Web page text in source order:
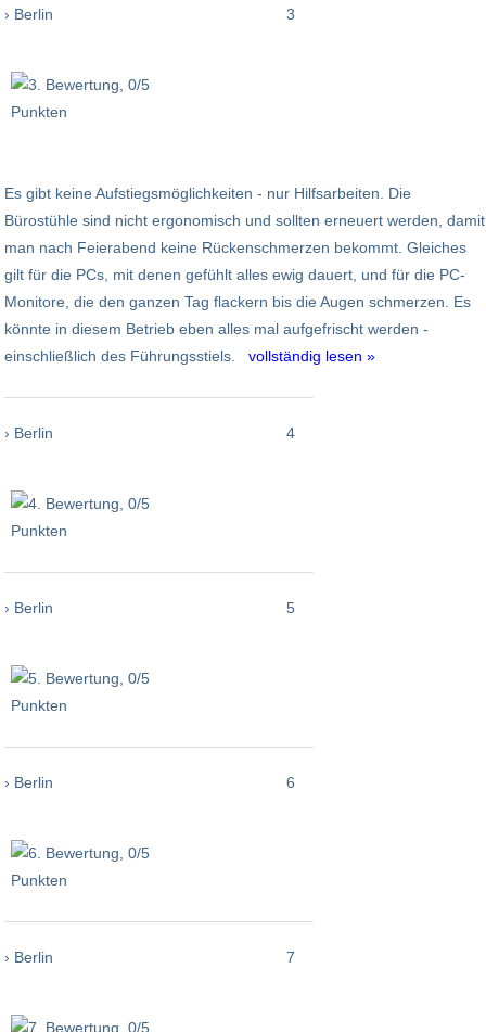
› Berlin 3
Es gibt keine Aufstiegsmöglichkeiten - nur Hilfsarbeiten. Die
Bürostühle sind nicht ergonomisch und sollten erneuert werden, damit
man nach Feierabend keine Rückenschmerzen bekommt. Gleiches
gilt für die PCs, mit denen gefühlt alles ewig dauert, und für die PC-
Monitore, die den ganzen Tag flackern bis die Augen schmerzen. Es
könnte in diesem Betrieb eben alles mal aufgefrischt werden -
einschließlich des Führungsstiels. vollständig lesen »
› Berlin 4
› Berlin 5
› Berlin 6
› Berlin 7